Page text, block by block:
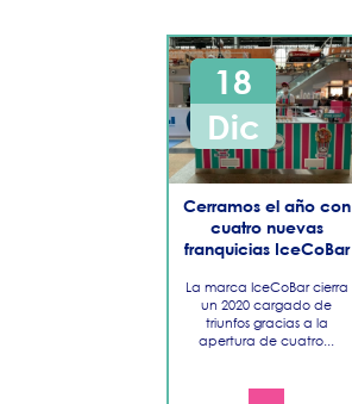
Mayo
Abril
Marzo
Febrero
Enero
2019
2018
18
Dic
Cerramos el año con
cuatro nuevas
franquicias IceCoBar
La marca IceCoBar cierra
un 2020 cargado de
triunfos gracias a la
apertura de cuatro...